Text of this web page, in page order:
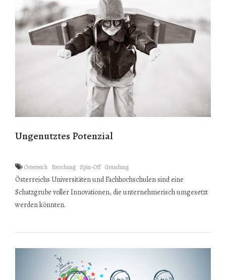
Ungenutztes Potenzial
Österreich Forschung Spin-Off Gründung
Österreichs Universitäten und Fachhochschulen sind eine
Schatzgrube voller Innovationen, die unternehmerisch umgesetzt
werden könnten.